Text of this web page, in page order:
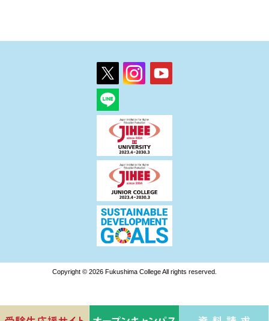
Copyright © 2026 Fukushima College All rights reserved.